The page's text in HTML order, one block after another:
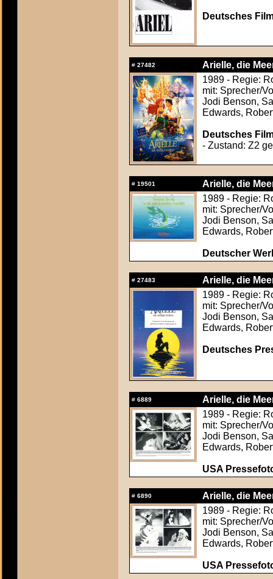
Deutsches
# 27482
Arielle, die
1989 - Regie:
mit: Sprecher/
Jodi Benson,
Edwards,
Deutsches
- Zustand: Z2
# 19501
Arielle, die
1989 - Regie:
mit: Sprecher/
Jodi Benson,
Edwards,
Deutscher
# 27483
Arielle, die
1989 - Regie:
mit: Sprecher/
Jodi Benson,
Edwards,
Deutsches
# 6889
Arielle, die
1989 - Regie:
mit: Sprecher/
Jodi Benson,
Edwards,
USA
# 6890
Arielle, die
1989 - Regie:
mit: Sprecher/
Jodi Benson,
Edwards,
USA